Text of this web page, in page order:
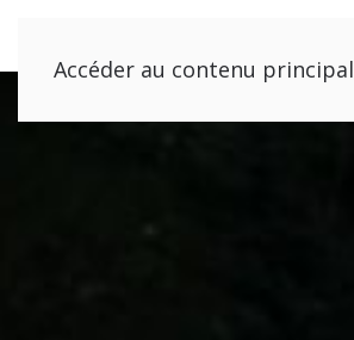
Accéder au contenu principal